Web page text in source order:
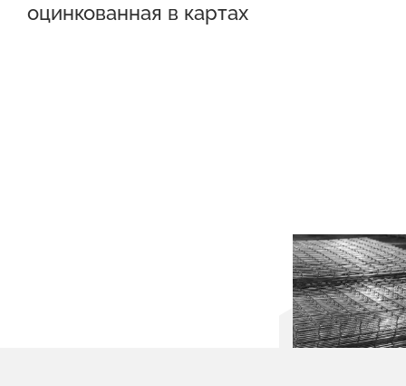
оцинкованная в картах